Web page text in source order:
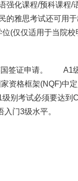
强化课程/预科课程
雅思考试还可用于
(仅仅适用于当院
国签证申请。 A1
家资格框架(NQF)
考试必须要达到
门3级水平。